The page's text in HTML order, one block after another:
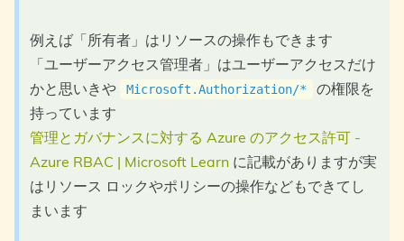
例えば「所有者」はリソースの操作もできます
「ユーザーアクセス管理者」はユーザーアクセスだけ
かと思いきや
Microsoft.Authorization/*
の権限を
持っています
管理とガバナンスに対する Azure のアクセス許可 -
Azure RBAC | Microsoft Learn に記載がありますが実
はリソース ロックやポリシーの操作などもできてし
まいます